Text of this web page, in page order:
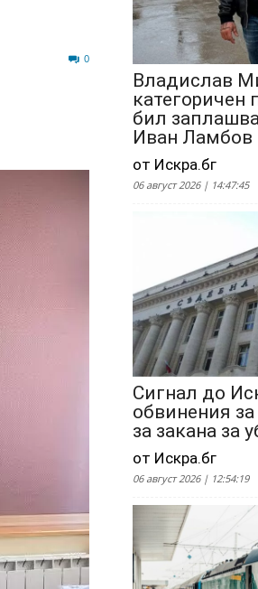
0
Владислав
категоричен
бил
Иван Ламбов
от Искра.бг
06 август 2026 | 14:47:45
Сигнал до
обвинения
за закана за
от Искра.бг
06 август 2026 | 12:54:19